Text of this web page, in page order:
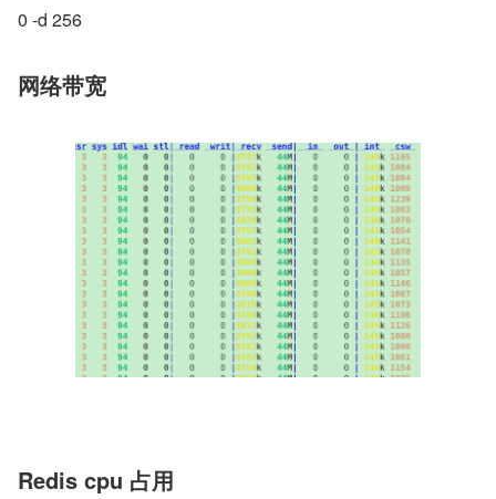
0 -d 256
网络带宽
Redis cpu 占用